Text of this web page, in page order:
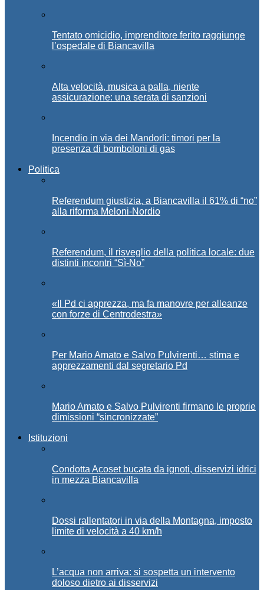
Tentato omicidio, imprenditore ferito raggiunge
l’ospedale di Biancavilla
Alta velocità, musica a palla, niente
assicurazione: una serata di sanzioni
Incendio in via dei Mandorli: timori per la
presenza di bomboloni di gas
Politica
Referendum giustizia, a Biancavilla il 61% di “no”
alla riforma Meloni-Nordio
Referendum, il risveglio della politica locale: due
distinti incontri “Sì-No”
«Il Pd ci apprezza, ma fa manovre per alleanze
con forze di Centrodestra»
Per Mario Amato e Salvo Pulvirenti… stima e
apprezzamenti dal segretario Pd
Mario Amato e Salvo Pulvirenti firmano le proprie
dimissioni “sincronizzate”
Istituzioni
Condotta Acoset bucata da ignoti, disservizi idrici
in mezza Biancavilla
Dossi rallentatori in via della Montagna, imposto
limite di velocità a 40 km/h
L’acqua non arriva: si sospetta un intervento
doloso dietro ai disservizi